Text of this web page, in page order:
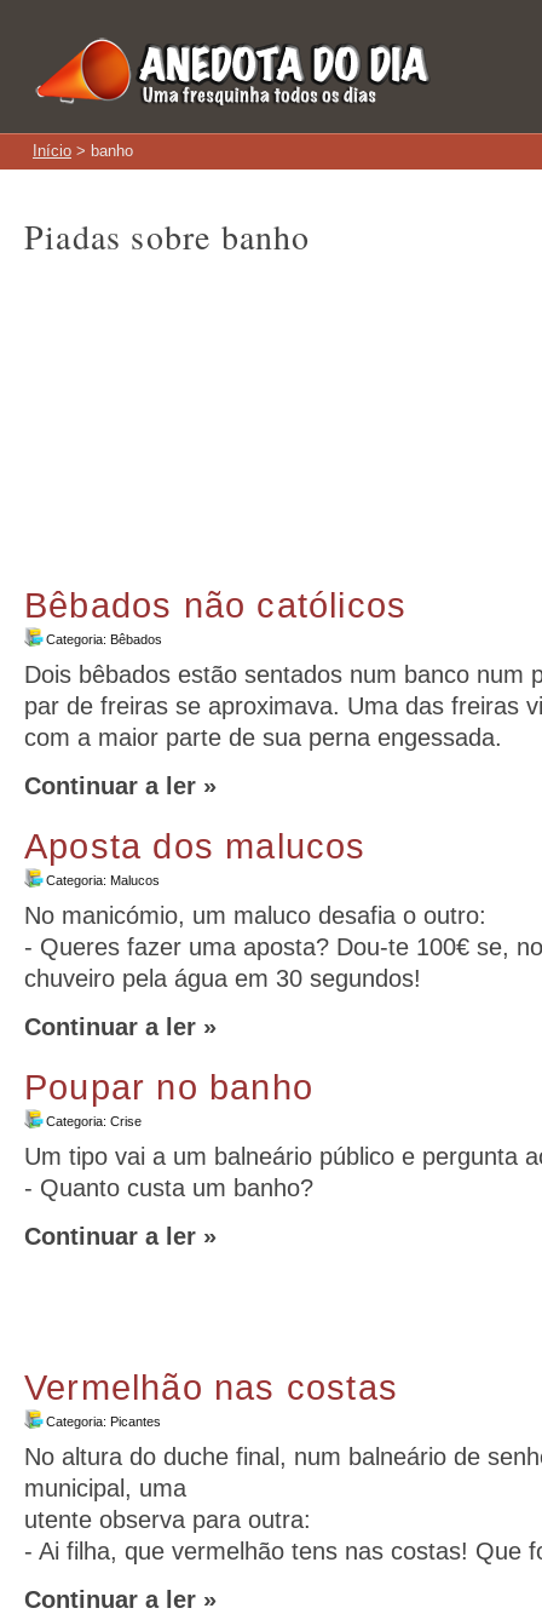
Início > banho
Piadas sobre banho
Bêbados não católicos
Categoria: Bêbados
Dois bêbados estão sentados num banco num
par de freiras se aproximava. Uma das freiras
com a maior parte de sua perna engessada.
Continuar a ler »
Aposta dos malucos
Categoria: Malucos
No manicómio, um maluco desafia o outro:
- Queres fazer uma aposta? Dou-te 100€ se,
chuveiro pela água em 30 segundos!
Continuar a ler »
Poupar no banho
Categoria: Crise
Um tipo vai a um balneário público e pergunta
- Quanto custa um banho?
Continuar a ler »
Vermelhão nas costas
Categoria: Picantes
No altura do duche final, num balneário de
municipal, uma
utente observa para outra:
- Ai filha, que vermelhão tens nas costas! Que
Continuar a ler »